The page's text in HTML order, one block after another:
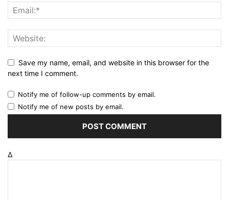
Save my name, email, and website in this browser for the
next time I comment.
Notify me of follow-up comments by email.
Notify me of new posts by email.
Δ